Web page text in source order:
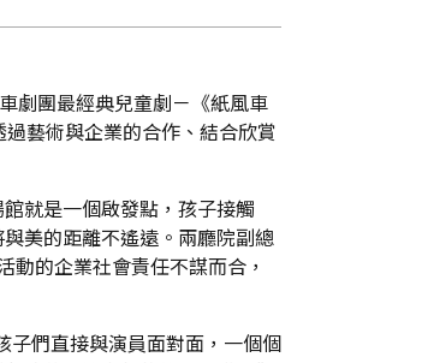
劇團最經典兒童劇－《紙風車
藝術與企業的合作、結合欣賞
就是一個啟發點，孩子接觸
美的距離不遙遠。兩廳院副總
的企業社會責任不謀而合，
子們直接與演員面對面，一個個